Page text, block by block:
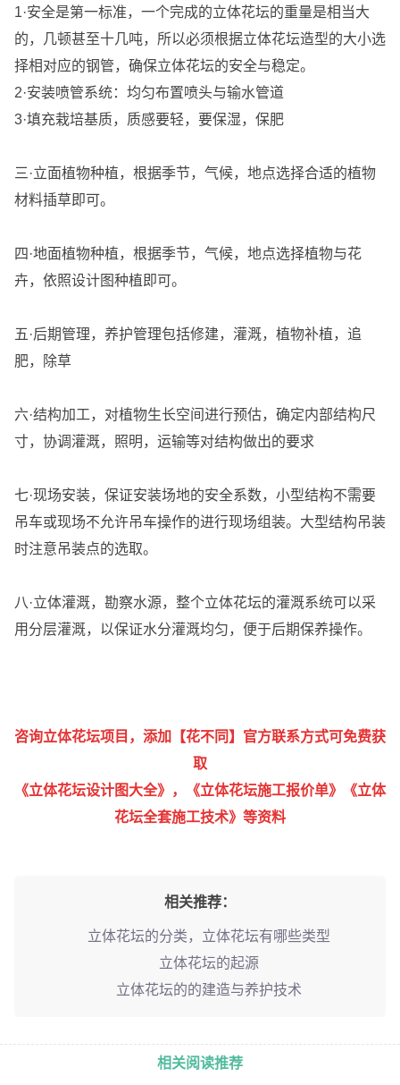
1·安全是第一标准，一个完成的立体花坛的重量是相当大
的，几顿甚至十几吨，所以必须根据立体花坛造型的大小选
择相对应的钢管，确保立体花坛的安全与稳定。
2·安装喷管系统：均匀布置喷头与输水管道
3·填充栽培基质，质感要轻，要保湿，保肥
三·立面植物种植，根据季节，气候，地点选择合适的植物
材料插草即可。
四·地面植物种植，根据季节，气候，地点选择植物与花
卉，依照设计图种植即可。
五·后期管理，养护管理包括修建，灌溉，植物补植，追
肥，除草
六·结构加工，对植物生长空间进行预估，确定内部结构尺
寸，协调灌溉，照明，运输等对结构做出的要求
七·现场安装，保证安装场地的安全系数，小型结构不需要
吊车或现场不允许吊车操作的进行现场组装。大型结构吊装
时注意吊装点的选取。
八·立体灌溉，勘察水源，整个立体花坛的灌溉系统可以采
用分层灌溉，以保证水分灌溉均匀，便于后期保养操作。
咨询立体花坛项目，添加【花不同】官方联系方式可免费获
取
《立体花坛设计图大全》，《立体花坛施工报价单》《立体
花坛全套施工技术》等资料
相关推荐：
立体花坛的分类，立体花坛有哪些类型
立体花坛的起源
立体花坛的的建造与养护技术
相关阅读推荐